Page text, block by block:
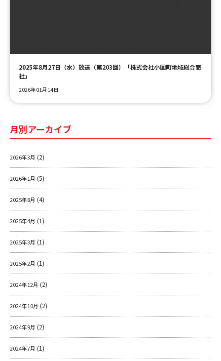
2025年8月27日（水）放送（第203回）「株式会社小国町地域総合商
社」
2026年01月14日
月別アーカイブ
2026年3月 (2)
2026年1月 (5)
2025年8月 (4)
2025年4月 (1)
2025年3月 (1)
2025年2月 (1)
2024年12月 (2)
2024年10月 (2)
2024年9月 (2)
2024年7月 (1)